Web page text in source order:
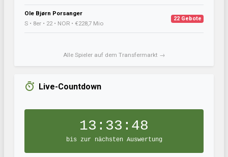
Ole Bjørn Porsanger
S • 8er • 22 • NOR • €228,7 Mio
22 Gebote
Alle Spieler auf dem Transfermarkt →
Live-Countdown
13:33:47
bis zur nächsten Auswertung